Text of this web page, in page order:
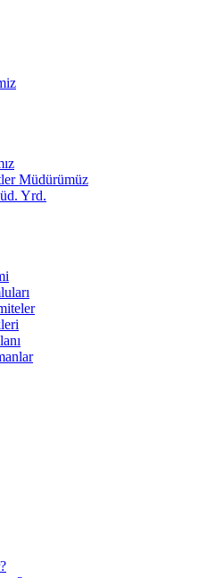
Müdürümüz
Yrd.